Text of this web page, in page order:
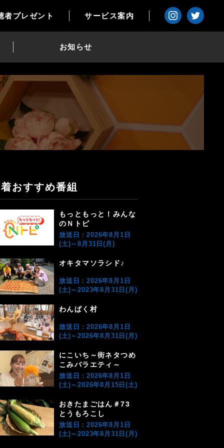
者プレゼント サービス案内
お知らせ
新着おすすめ番組
もっともっと！みんな
のＮトピ
放送日：2026年8月1日
(土)～8月31日(月)
オキタマソラシド♪
放送日：2026年8月1日
(土)～2023年8月31日(月)
わんぱく村
放送日：2026年8月1日
(土)～2026年8月31日(月)
にこいち～街ネタつめ
こみバラエティ～
放送日：2026年8月1日
(土)～2026年8月15日(土)
おきたまごはん＃73
とうもろこし
放送日：2026年8月1日
(土)～2023年8月31日(月)